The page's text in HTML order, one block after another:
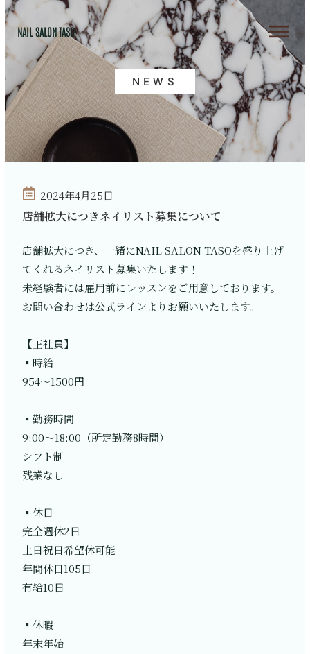
NAIL SALON TASO
NEWS
2024年4月25日
店舗拡大につきネイリスト募集について
店舗拡大につき、一緒にNAIL SALON TASOを盛り上げ
てくれるネイリスト募集いたします！
未経験者には雇用前にレッスンをご用意しております。
お問い合わせは公式ラインよりお願いいたします。
【正社員】
▪️時給
954〜1500円
▪️勤務時間
9:00〜18:00（所定勤務8時間）
シフト制
残業なし
▪️休日
完全週休2日
土日祝日希望休可能
年間休日105日
有給10日
▪️休暇
年末年始